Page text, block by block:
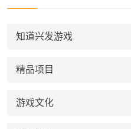
知道兴发游戏
精品项目
游戏文化